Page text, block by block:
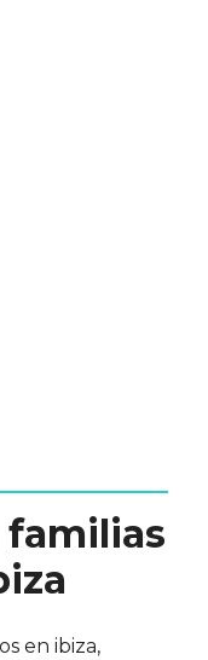
familias
en ibiza,